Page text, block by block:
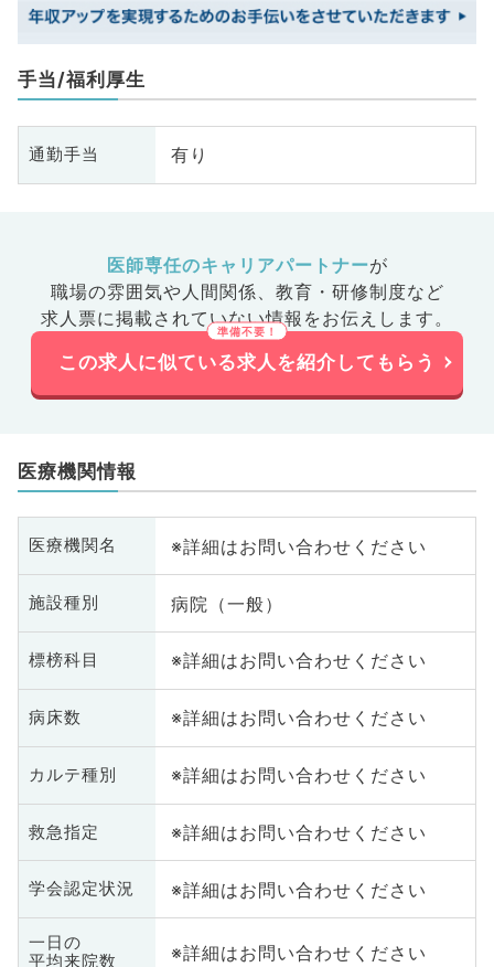
手当/福利厚生
通勤手当 有り
医師専任のキャリアパートナーが
職場の雰囲気や人間関係、 教育・研修制度など
求人票に掲載されていない情報をお伝えします。
この求人に似ている求人を紹介してもらう
医療機関情報
医療機関名 ※詳細はお問い合わせください
施設種別 病院（一般）
標榜科目 ※詳細はお問い合わせください
病床数 ※詳細はお問い合わせください
カルテ種別 ※詳細はお問い合わせください
救急指定 ※詳細はお問い合わせください
学会認定状況 ※詳細はお問い合わせください
一日の
平均来院数
※詳細はお問い合わせください